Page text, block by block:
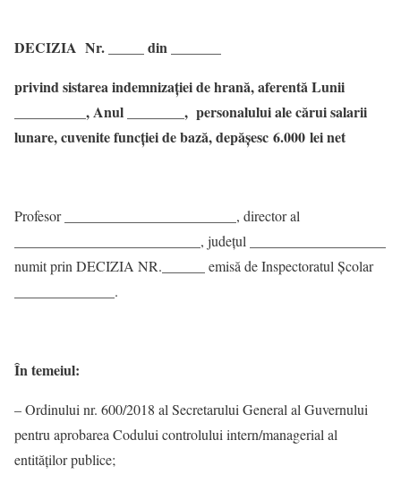
DECIZIA Nr. _____ din _______
privind sistarea indemnizației de hrană, aferentă Lunii
__________, Anul ________, personalului ale cărui salarii
lunare, cuvenite funcţiei de bază, depășesc 6.000 lei net
Profesor ________________________, director al
__________________________, judeţul ___________________
numit prin DECIZIA NR.______ emisă de Inspectoratul Școlar
______________.
În temeiul:
– Ordinului nr. 600/2018 al Secretarului General al Guvernului
pentru aprobarea Codului controlului intern/managerial al
entităţilor publice;